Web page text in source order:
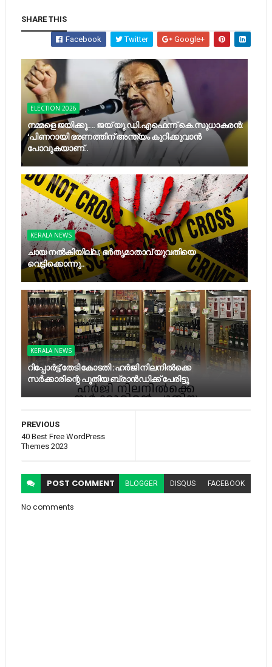
SHARE THIS
Facebook Twitter Google+
ELECTION 2026
നമ്മളെ ജയിക്കൂ.... ജയ് യു.ഡി.എഫെന്ന് കെ.സുധാകരൻ:
‘പിണറായി ഭരണത്തിന് അന്ത്യം കുറിക്കുവാൻ
പോവുകയാണ്..
KERALA NEWS
ചായ നൽകിയില്ല; ഭർതൃമാതാവ് യുവതിയെ
വെട്ടിക്കൊന്നു..
KERALA NEWS
റിപ്പോർട്ട് തേടി കോടതി :ഹർജി നിലനിൽക്കെ
സർക്കാരിന്റെ പുതിയ ബ്രാൻഡിക്ക് പേരിട്ടു
PREVIOUS
40 Best Free WordPress
Themes 2023
POST COMMENT BLOGGER DISQUS FACEBOOK
No comments